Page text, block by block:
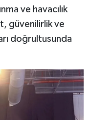
ve havacılık
güvenilirlik ve
doğrultusunda